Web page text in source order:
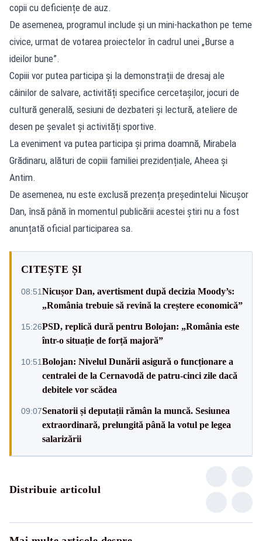
copii cu deficiențe de auz.
De asemenea, programul include și un mini-hackathon pe teme
civice, urmat de votarea proiectelor în cadrul unei „Burse a
ideilor bune”.
Copiii vor putea participa și la demonstrații de dresaj ale
câinilor de salvare, activități specifice cercetașilor, jocuri de
cultură generală, sesiuni de dezbateri și lectură, ateliere de
desen pe șevalet și activități sportive.
La eveniment va putea participa și prima doamnă, Mirabela
Grădinaru, alături de copiii familiei prezidențiale, Aheea și
Antim.
De asemenea, nu este exclusă prezența președintelui Nicușor
Dan, însă până în momentul publicării acestei știri nu a fost
anunțată oficial participarea sa.
CITEȘTE ȘI
08:51Nicușor Dan, avertisment după decizia Moody’s:
„România trebuie să revină la creștere economică”
15:26PSD, replică dură pentru Bolojan: „România este
într-o situație de forță majoră”
10:51Bolojan: Nivelul Dunării asigură o funcționare a
centralei de la Cernavodă de patru-cinci zile dacă
debitele vor scădea
09:07Senatorii și deputații rămân la muncă. Sesiunea
extraordinară, prelungită până la votul pe legea
salarizării
Distribuie articolul